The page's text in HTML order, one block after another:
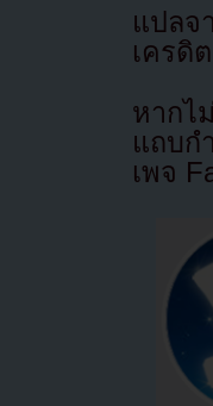
แปล
เครดิ
หากไ
แถบก
เพจ